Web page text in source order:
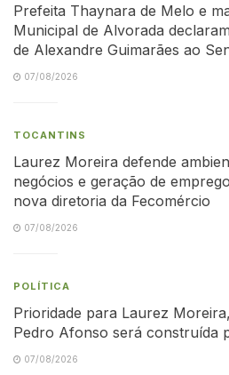
Prefeita Thaynara de Melo e
Municipal de Alvorada
de Alexandre Guimarães ao
07/08/2026
TOCANTINS
Laurez Moreira defende
negócios e geração de
nova diretoria da Fecomércio
07/08/2026
POLÍTICA
Prioridade para Laurez
Pedro Afonso será construída
07/08/2026